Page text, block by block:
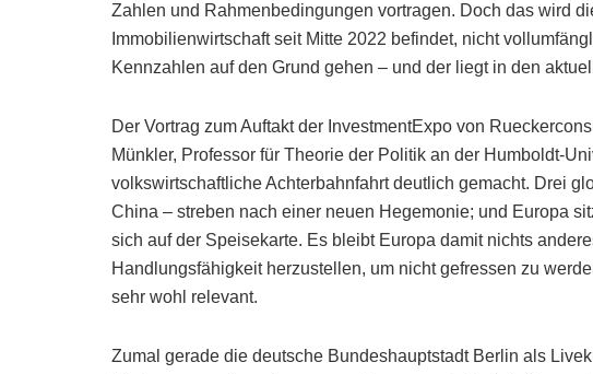
Zahlen und Rahmenbedingungen vortragen. Doch das wird
Immobilienwirtschaft seit Mitte 2022 befindet, nicht
Kennzahlen auf den Grund gehen – und der liegt in den
Der Vortrag zum Auftakt der InvestmentExpo von
Münkler, Professor für Theorie der Politik an der Humboldt-
volkswirtschaftliche Achterbahnfahrt deutlich gemacht. Drei
China – streben nach einer neuen Hegemonie; und Europa
sich auf der Speisekarte. Es bleibt Europa damit nichts
Handlungsfähigkeit herzustellen, um nicht gefressen zu
sehr wohl relevant.
Zumal gerade die deutsche Bundeshauptstadt Berlin als